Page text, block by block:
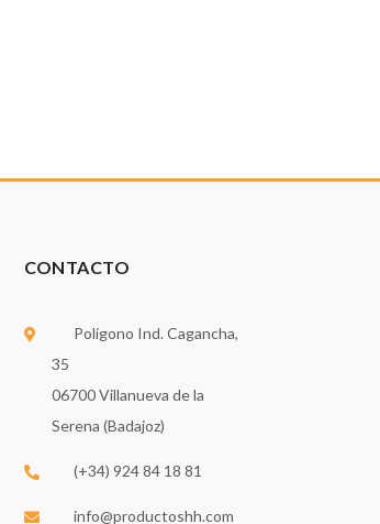
CONTACTO
Polígono Ind. Cagancha,
35
06700 Villanueva de la
Serena (Badajoz)
(+34) 924 84 18 81
info@productoshh.com